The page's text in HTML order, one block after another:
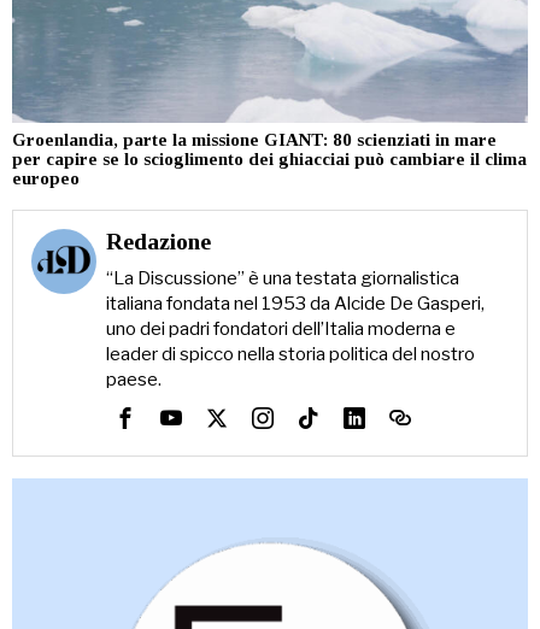
Groenlandia, parte la missione GIANT: 80 scienziati in mare
per capire se lo scioglimento dei ghiacciai può cambiare il clima
europeo
Redazione
“La Discussione” è una testata giornalistica
italiana fondata nel 1953 da Alcide De Gasperi,
uno dei padri fondatori dell’Italia moderna e
leader di spicco nella storia politica del nostro
paese.